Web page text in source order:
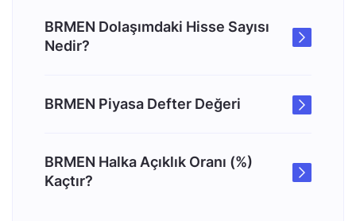
BRMEN Dolaşımdaki Hisse Sayısı
Nedir?
BRMEN Piyasa Defter Değeri
BRMEN Halka Açıklık Oranı (%)
Kaçtır?